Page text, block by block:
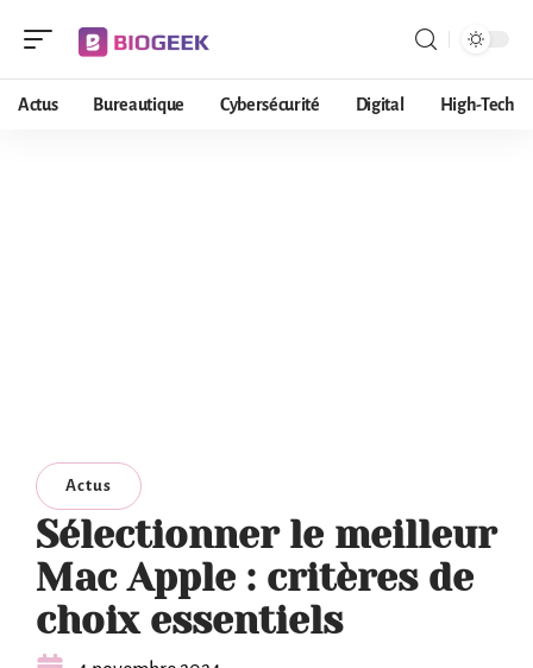
Actus Bureautique Cybersécurité Digital High-Tech
Actus
Sélectionner le meilleur
Mac Apple : critères de
choix essentiels